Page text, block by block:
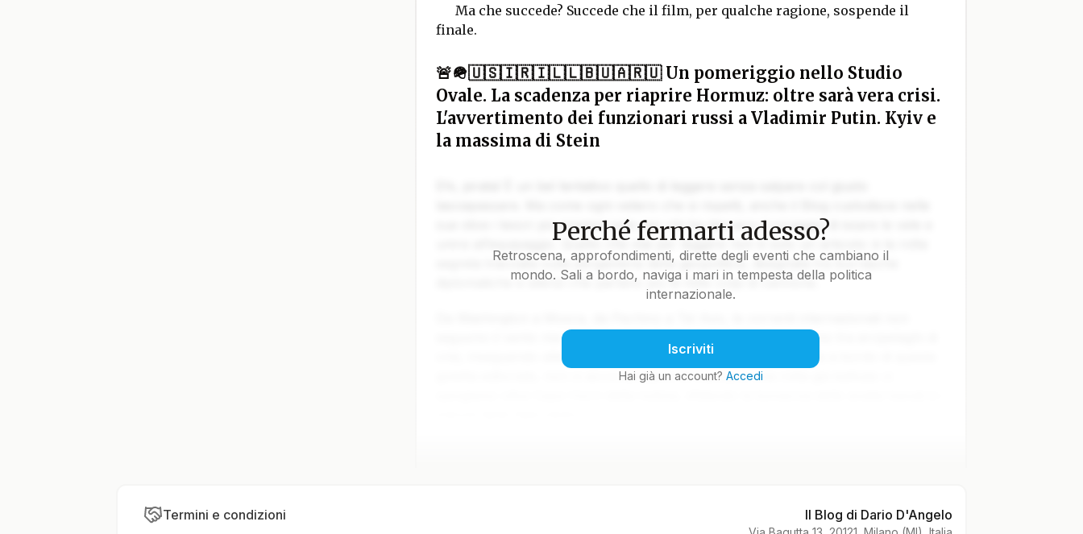
Ma che succede? Succede che il film, per qualche ragione, sospende il
finale.
🚨🪖🇺🇸🇮🇷🇮🇱🇱🇧🇺🇦🇷🇺 Un pomeriggio nello Studio
Ovale. La scadenza per riaprire Hormuz: oltre sarà vera crisi.
L'avvertimento dei funzionari russi a Vladimir Putin. Kyiv e
la massima di Stein
sue stive i tesori più preziosi solo per chi ha davvero il coraggio di issare le vele e
unirsi all’equipaggio. Quello che stai per leggere non è solo un articolo: è la rotta
segreta tracciata sulla pergamena della geopolitica, disegnata tra burrasche
diplomatiche e silenzi che parlano più di mille colpi di cannone.
seguono il vento ma il calcolo. Gli ammiragli della Terra navigano tra arcipelaghi di
crisi, inseguendo alleanze come fari intermittenti nella notte. Ma a bordo di questa
goletta editoriale, non ci accontentiamo di tracciare una rotta già battuta: ci
una bussola fatta di analisi lucida, contesto e memoria. E noi ce l'abbiamo. Dai,
pirata: arruolati tra chi non si limita a guardare il mare, ma lo attraversa per
Perché fermarti adesso?
Retroscena, approfondimenti, dirette degli eventi che cambiano il
mondo. Sali a bordo, naviga i mari in tempesta della politica
internazionale.
Iscriviti
Hai già un account? Accedi
Termini e condizioni Il Blog di Dario D'Angelo